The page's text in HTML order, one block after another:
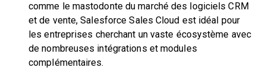
comme le mastodonte du marché des logiciels CRM
et de vente, Salesforce Sales Cloud est idéal pour
les entreprises cherchant un vaste écosystème avec
de nombreuses intégrations et modules
complémentaires.